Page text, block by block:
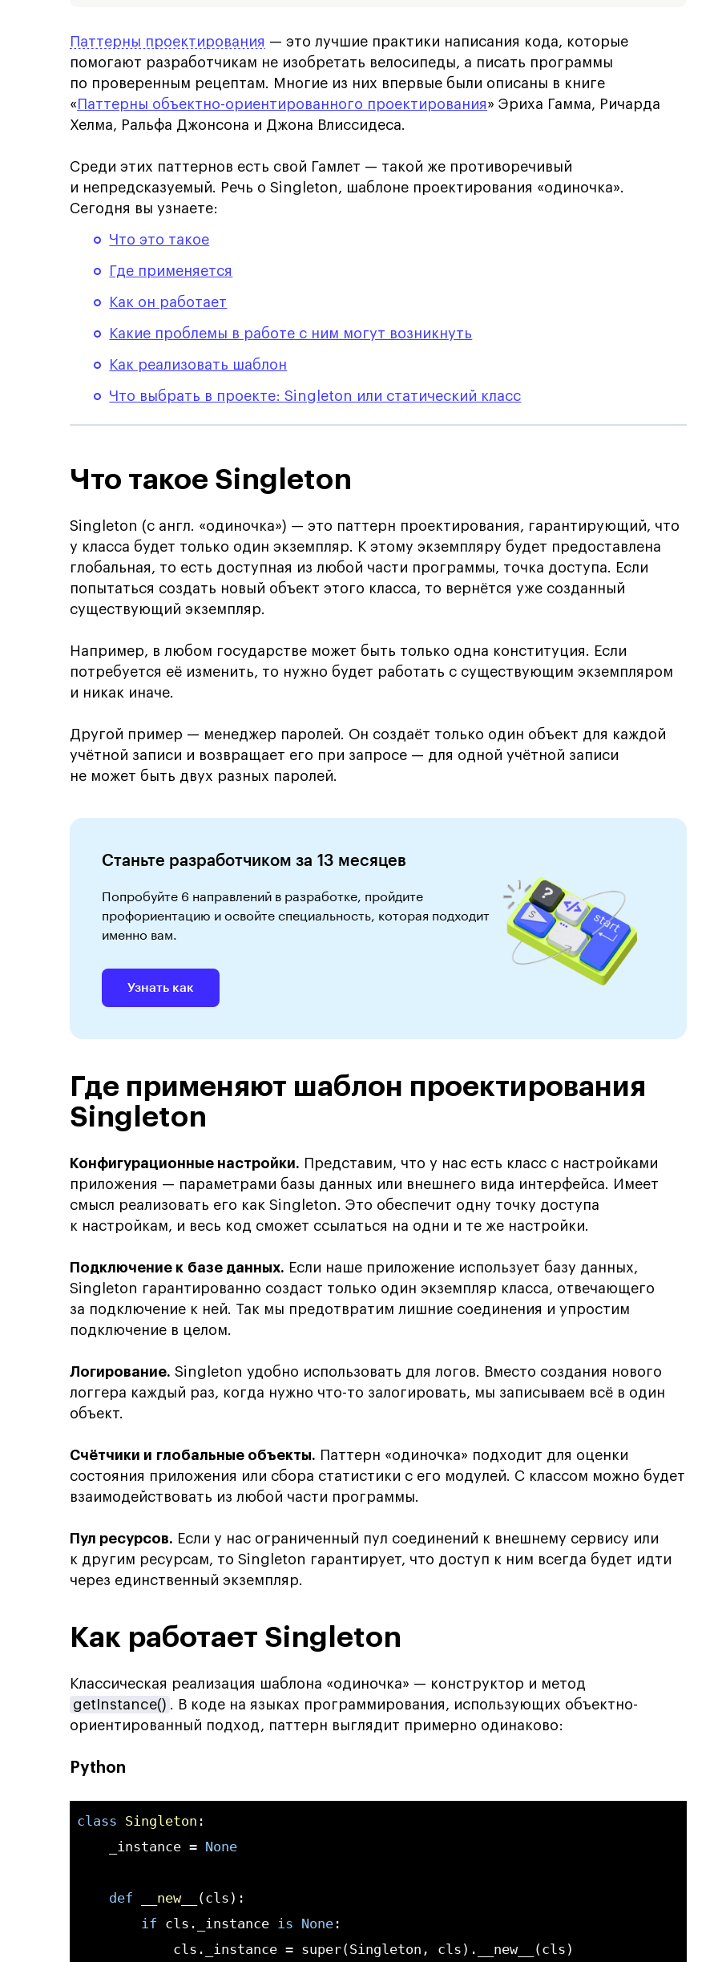
Паттерны проектирования — это лучшие практики написания кода, которые
помогают разработчикам не изобретать велосипеды, а писать программы
по проверенным рецептам. Многие из них впервые были описаны в книге
« Паттерны объектно-ориентированного проектирования» Эриха Гамма, Ричарда
Хелма, Ральфа Джонсона и Джона Влиссидеса.
Среди этих паттернов есть свой Гамлет — такой же противоречивый
и непредсказуемый. Речь о Singleton, шаблоне проектирования «одиночка».
Сегодня вы узнаете:
Что это такое
Где применяется
Как он работает
Какие проблемы в работе с ним могут возникнуть
Как реализовать шаблон
Что выбрать в проекте: Singleton или статический класс
Что такое Singleton
Singleton (с англ. «одиночка») — это паттерн проектирования, гарантирующий, что
у класса будет только один экземпляр. К этому экземпляру будет предоставлена
глобальная, то есть доступная из любой части программы, точка доступа. Если
попытаться создать новый объект этого класса, то вернётся уже созданный
существующий экземпляр.
Например, в любом государстве может быть только одна конституция. Если
потребуется её изменить, то нужно будет работать с существующим экземпляром
и никак иначе.
Другой пример — менеджер паролей. Он создаёт только один объект для каждой
учётной записи и возвращает его при запросе — для одной учётной записи
не может быть двух разных паролей.
Станьте разработчиком за 13 месяцев
Попробуйте 6 направлений в разработке, пройдите
профориентацию и освойте специальность, которая подходит
именно вам.
Узнать как
Где применяют шаблон проектирования
Singleton
Конфигурационные настройки. Представим, что у нас есть класс с настройками
приложения — параметрами базы данных или внешнего вида интерфейса. Имеет
смысл реализовать его как Singleton. Это обеспечит одну точку доступа
к настройкам, и весь код сможет ссылаться на одни и те же настройки.
Подключение к базе данных. Если наше приложение использует базу данных,
Singleton гарантированно создаст только один экземпляр класса, отвечающего
за подключение к ней. Так мы предотвратим лишние соединения и упростим
подключение в целом.
Логирование. Singleton удобно использовать для логов. Вместо создания нового
логгера каждый раз, когда нужно что-то залогировать, мы записываем всё в один
объект.
Счётчики и глобальные объекты. Паттерн «одиночка» подходит для оценки
состояния приложения или сбора статистики с его модулей. С классом можно будет
взаимодействовать из любой части программы.
Пул ресурсов. Если у нас ограниченный пул соединений к внешнему сервису или
к другим ресурсам, то Singleton гарантирует, что доступ к ним всегда будет идти
через единственный экземпляр.
Как работает Singleton
Классическая реализация шаблона «одиночка» — конструктор и метод
getInstance() . В коде на языках программирования, использующих объектно-
ориентированный подход, паттерн выглядит примерно одинаково:
Python
class Singleton :
    _instance =
None
def __new__ (cls) :
if cls._instance is None:
            cls._instance = super(Singleton, cls).__new__(cls)